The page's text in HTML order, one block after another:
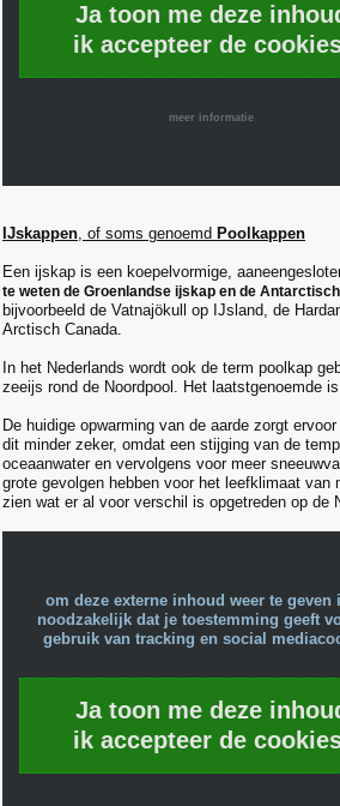
Ja toon me deze
ik accepteer de
meer informatie
IJskappen, of soms genoemd Poolkappen
Een ijskap is een koepelvormige,
te weten de Groenlandse ijskap en de
bijvoorbeeld de Vatnajökull op IJsland, de
Arctisch Canada.
In het Nederlands wordt ook de term poolkap
zeeijs rond de Noordpool. Het laatstgenoemde
De huidige opwarming van de aarde zorgt
dit minder zeker, omdat een stijging van de
oceaanwater en vervolgens voor meer
grote gevolgen hebben voor het leefklimaat
zien wat er al voor verschil is opgetreden op de
om deze externe inhoud weer te geven
noodzakelijk dat je toestemming geeft
gebruik van tracking en social
Ja toon me deze
ik accepteer de